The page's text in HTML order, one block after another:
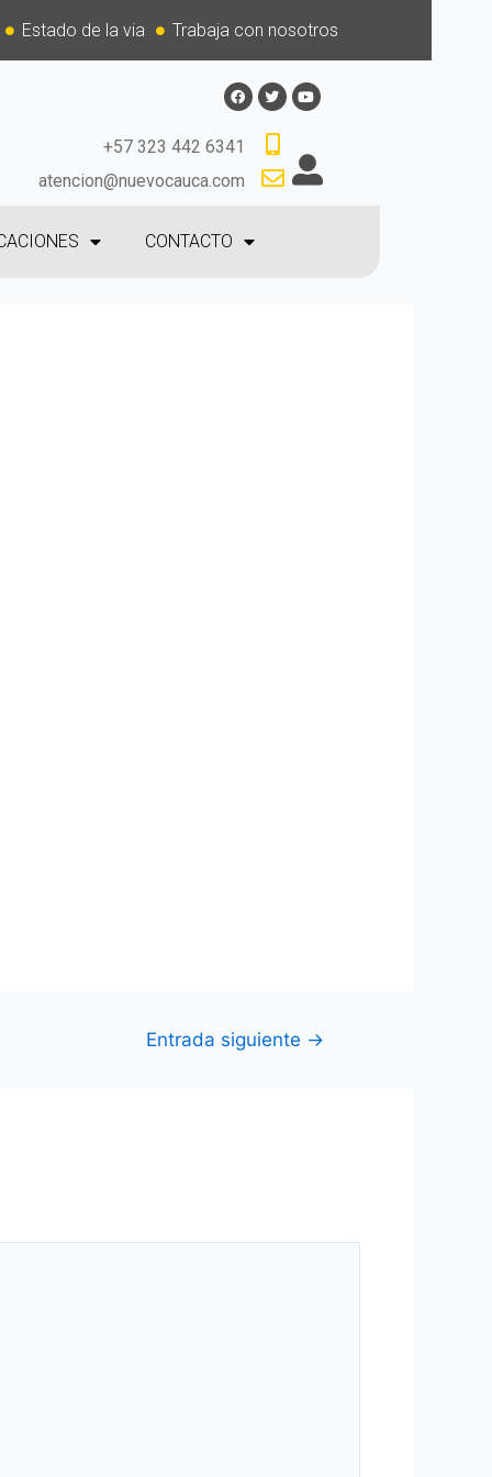
Estado de la via Trabaja con nosotros
+57 323 442 6341
atencion@nuevocauca.com
CONTACTO
Entrada siguiente →